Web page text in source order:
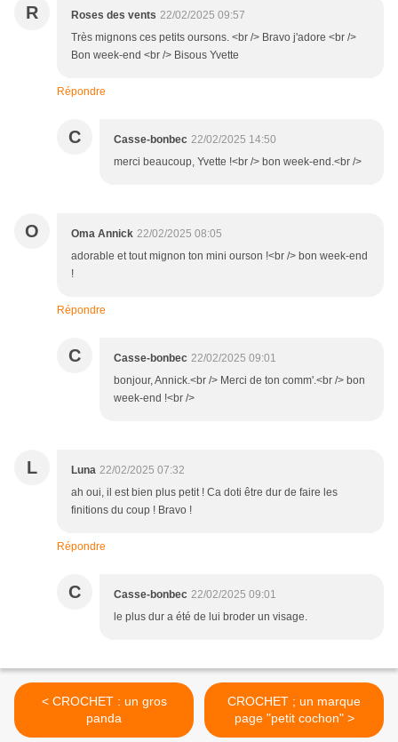
R Roses des vents 22/02/2025 09:57
Très mignons ces petits oursons. <br /> Bravo j'adore <br />
Bon week-end <br /> Bisous Yvette
Répondre
C Casse-bonbec 22/02/2025 14:50
merci beaucoup, Yvette !<br /> bon week-end.<br />
O Oma Annick 22/02/2025 08:05
adorable et tout mignon ton mini ourson !<br /> bon week-end
!
Répondre
C Casse-bonbec 22/02/2025 09:01
bonjour, Annick.<br /> Merci de ton comm'.<br /> bon
week-end !<br />
L Luna 22/02/2025 07:32
ah oui, il est bien plus petit ! Ca doti être dur de faire les
finitions du coup ! Bravo !
Répondre
C Casse-bonbec 22/02/2025 09:01
le plus dur a été de lui broder un visage.
< CROCHET : un gros
panda
CROCHET ; un marque
page "petit cochon" >